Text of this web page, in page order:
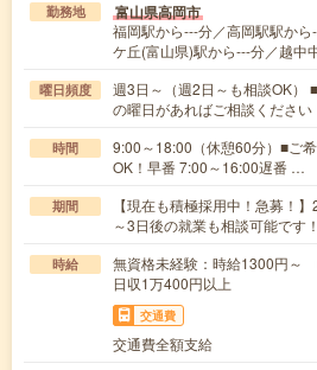
勤務地 富山県高岡市
福岡駅から---分／高岡駅駅か
ケ丘(富山県)駅から---分／越中
曜日頻度
週3日～（週2日～も相談OK）
の曜日があればご相談ください
時間
9:00～18:00（休憩60分）■ご
OK！早番 7:00～16:00遅番 …
期間
【現在も積極採用中！急募！
～3日後の就業も相談可能です！
時給
無資格未経験：時給1300円
日収1万400円以上
交通費
交通費全額支給